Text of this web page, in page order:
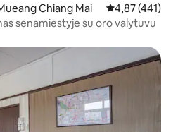
Chiang Mai Vidutinis
4,87 (441)
senamiestyje su oro valytuvu